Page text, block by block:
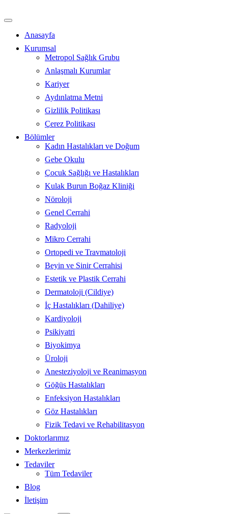
atla
Anasayfa
Kurumsal
Metropol Sağlık Grubu
Anlaşmalı Kurumlar
Kariyer
Aydınlatma Metni
Gizlilik Politikası
Çerez Politikası
Bölümler
Kadın Hastalıkları ve Doğum
Gebe Okulu
Çocuk Sağlığı ve Hastalıkları
Kulak Burun Boğaz Kliniği
Nöroloji
Genel Cerrahi
Radyoloji
Mikro Cerrahi
Ortopedi ve Travmatoloji
Beyin ve Sinir Cerrahisi
Estetik ve Plastik Cerrahi
Dermatoloji (Cildiye)
İç Hastalıkları (Dahiliye)
Kardiyoloji
Psikiyatri
Biyokimya
Üroloji
Anesteziyoloji ve Reanimasyon
Göğüs Hastalıkları
Enfeksiyon Hastalıkları
Göz Hastalıkları
Fizik Tedavi ve Rehabilitasyon
Doktorlarımız
Merkezlerimiz
Tedaviler
Tüm Tedaviler
Blog
İletişim